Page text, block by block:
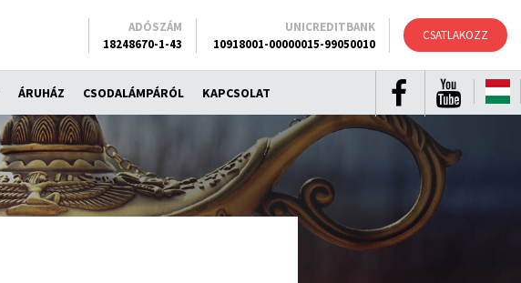
CSATLAKOZZ
ÁRUHÁZ CSODALÁMPÁRÓL KAPCSOLAT
ADÓSZÁM
18248670-1-43
UNICREDITBANK
10918001-00000015-99050010